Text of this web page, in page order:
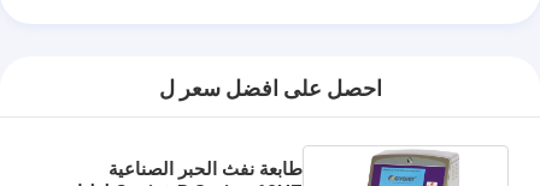
احصل على افضل سعر ل
طابعة نفث الحبر الصناعية